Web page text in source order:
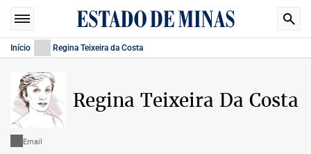
Início Regina Teixeira da Costa
Regina Teixeira Da Costa
Email